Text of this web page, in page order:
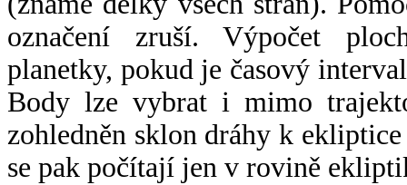
označení zruší. Výpočet
planetky, pokud je časový
Body lze vybrat i mimo
zohledněn sklon dráhy k
se pak počítají jen v rovině